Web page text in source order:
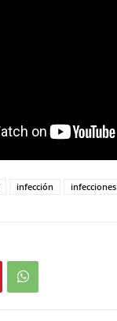
infección infecciones